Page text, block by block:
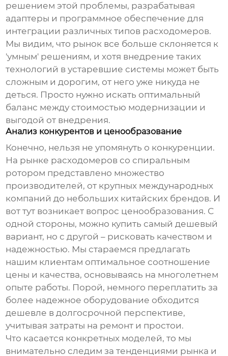
решением этой проблемы, разрабатывая
адаптеры и программное обеспечение для
интеграции различных типов расходомеров.
Мы видим, что рынок все больше склоняется к
'умным' решениям, и хотя внедрение таких
технологий в устаревшие системы может быть
сложным и дорогим, от него уже никуда не
деться. Просто нужно искать оптимальный
баланс между стоимостью модернизации и
выгодой от внедрения.
Анализ конкурентов и ценообразование
Конечно, нельзя не упомянуть о конкуренции.
На рынке расходомеров со спиральным
ротором представлено множество
производителей, от крупных международных
компаний до небольших китайских брендов. И
вот тут возникает вопрос ценообразования. С
одной стороны, можно купить самый дешевый
вариант, но с другой – рисковать качеством и
надежностью. Мы стараемся предлагать
нашим клиентам оптимальное соотношение
цены и качества, основываясь на многолетнем
опыте работы. Порой, немного переплатить за
более надежное оборудование обходится
дешевле в долгосрочной перспективе,
учитывая затраты на ремонт и простои.
Что касается конкретных моделей, то мы
внимательно следим за тенденциями рынка и